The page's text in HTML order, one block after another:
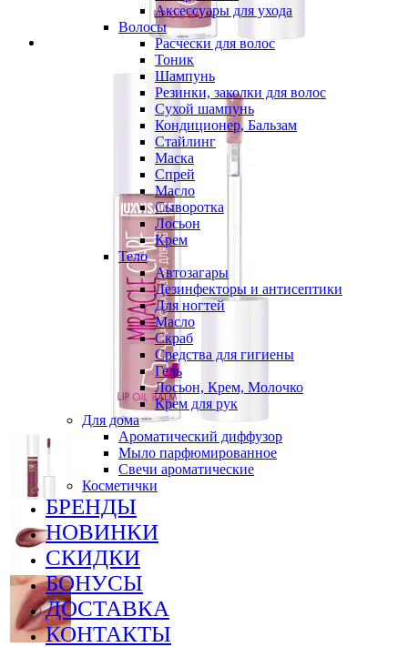
Аксессуары для ухода
Волосы
Расчески для волос
Тоник
Шампунь
Резинки, заколки для волос
Сухой шампунь
Кондиционер, Бальзам
Стайлинг
Маска
Спрей
Масло
Сыворотка
Лосьон
Крем
Тело
Автозагары
Дезинфекторы и антисептики
Для ногтей
Масло
Скраб
Средства для гигиены
Гель
Лосьон, Крем, Молочко
Крем для рук
Для дома
Ароматический диффузор
Мыло парфюмированное
Свечи ароматические
Косметички
БРЕНДЫ
НОВИНКИ
СКИДКИ
БОНУСЫ
ДОСТАВКА
КОНТАКТЫ